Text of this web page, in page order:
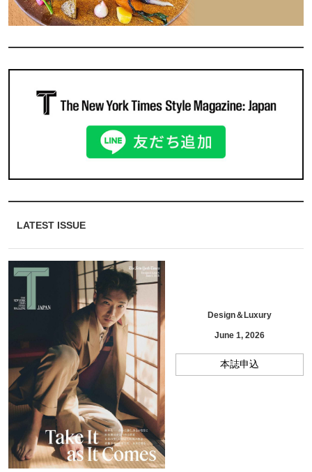
LATEST ISSUE
Design＆Luxury
June 1, 2026
本誌申込